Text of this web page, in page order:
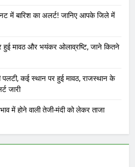
में बारिश का अलर्ट! जानिए आपके जिले में
हुई मावठ और भयंकर ओलाव्रष्टि, जाने कितने
पलटी, कई स्थान पर हुई मावठ, राजस्थान के
जारी
भाव में होने वाली तेजी-मंदी को लेकर ताजा